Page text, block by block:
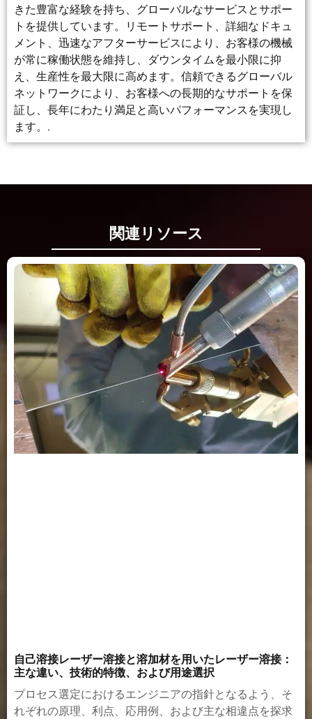
きた豊富な経験を持ち、グローバルなサービスとサポー
トを提供しています。リモートサポート、詳細なドキュ
メント、迅速なアフターサービスにより、お客様の機械
が常に稼働状態を維持し、ダウンタイムを最小限に抑
え、生産性を最大限に高めます。信頼できるグローバル
ネットワークにより、お客様への長期的なサポートを保
証し、長年にわたり満足と高いパフォーマンスを実現し
ます。.
関連リソース
自己溶接レーザー溶接と溶加材を用いたレーザー溶接：
主な違い、技術的特徴、および用途選択
プロセス選定におけるエンジニアの指針となるよう、そ
れぞれの原理、利点、応用例、および主な相違点を探求